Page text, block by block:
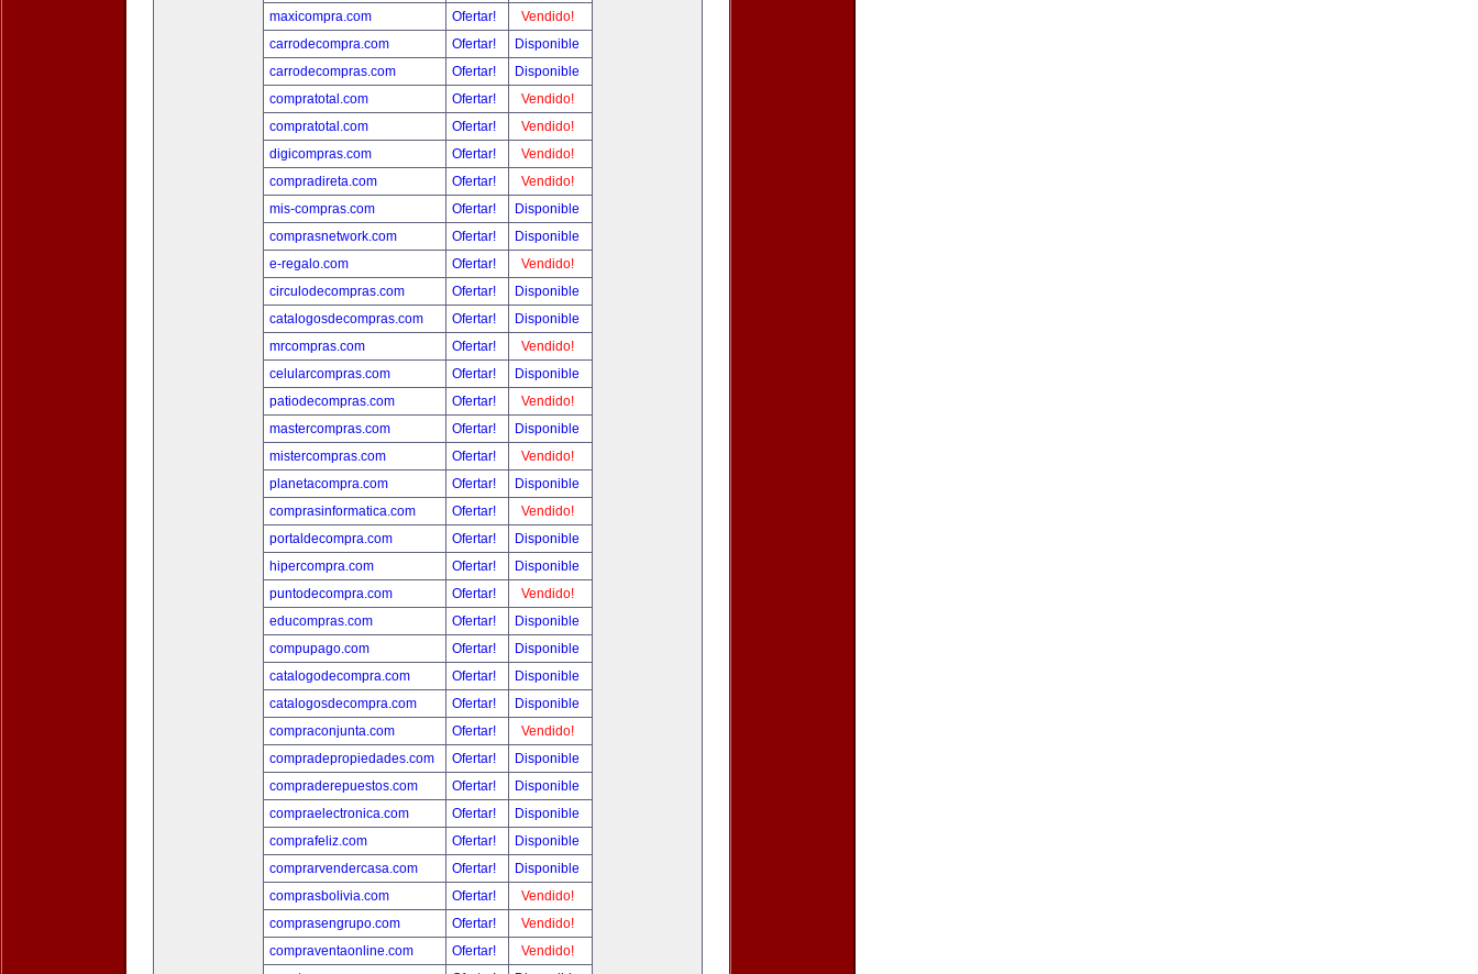
maxicompra.com
Ofertar!
Vendido!
carrodecompra.com
Ofertar!
Disponible
carrodecompras.com
Ofertar!
Disponible
compratotal.com
Ofertar!
Vendido!
compratotal.com
Ofertar!
Vendido!
digicompras.com
Ofertar!
Vendido!
compradireta.com
Ofertar!
Vendido!
mis-compras.com
Ofertar!
Disponible
comprasnetwork.com
Ofertar!
Disponible
e-regalo.com
Ofertar!
Vendido!
circulodecompras.com
Ofertar!
Disponible
catalogosdecompras.com
Ofertar!
Disponible
mrcompras.com
Ofertar!
Vendido!
celularcompras.com
Ofertar!
Disponible
patiodecompras.com
Ofertar!
Vendido!
mastercompras.com
Ofertar!
Disponible
mistercompras.com
Ofertar!
Vendido!
planetacompra.com
Ofertar!
Disponible
comprasinformatica.com
Ofertar!
Vendido!
portaldecompra.com
Ofertar!
Disponible
hipercompra.com
Ofertar!
Disponible
puntodecompra.com
Ofertar!
Vendido!
educompras.com
Ofertar!
Disponible
compupago.com
Ofertar!
Disponible
catalogodecompra.com
Ofertar!
Disponible
catalogosdecompra.com
Ofertar!
Disponible
compraconjunta.com
Ofertar!
Vendido!
compradepropiedades.com
Ofertar!
Disponible
compraderepuestos.com
Ofertar!
Disponible
compraelectronica.com
Ofertar!
Disponible
comprafeliz.com
Ofertar!
Disponible
comprarvendercasa.com
Ofertar!
Disponible
comprasbolivia.com
Ofertar!
Vendido!
comprasengrupo.com
Ofertar!
Vendido!
compraventaonline.com
Ofertar!
Vendido!